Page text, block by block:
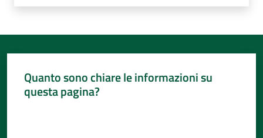
Quanto sono chiare le informazioni su
questa pagina?